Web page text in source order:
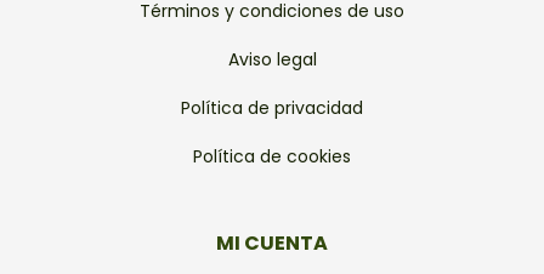
Términos y condiciones de uso
Aviso legal
Política de privacidad
Política de cookies
MI CUENTA